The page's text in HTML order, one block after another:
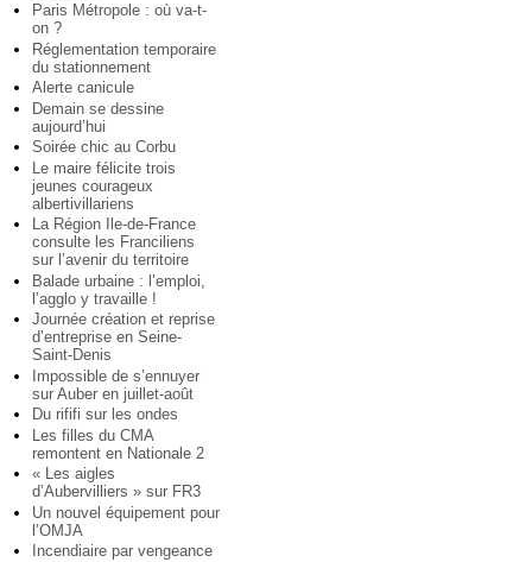
Paris Métropole : où va-t-
on ?
Réglementation temporaire
du stationnement
Alerte canicule
Demain se dessine
aujourd’hui
Soirée chic au Corbu
Le maire félicite trois
jeunes courageux
albertivillariens
La Région Ile-de-France
consulte les Franciliens
sur l’avenir du territoire
Balade urbaine : l’emploi,
l’agglo y travaille !
Journée création et reprise
d’entreprise en Seine-
Saint-Denis
Impossible de s’ennuyer
sur Auber en juillet-août
Du rififi sur les ondes
Les filles du CMA
remontent en Nationale 2
« Les aigles
d’Aubervilliers » sur FR3
Un nouvel équipement pour
l’OMJA
Incendiaire par vengeance